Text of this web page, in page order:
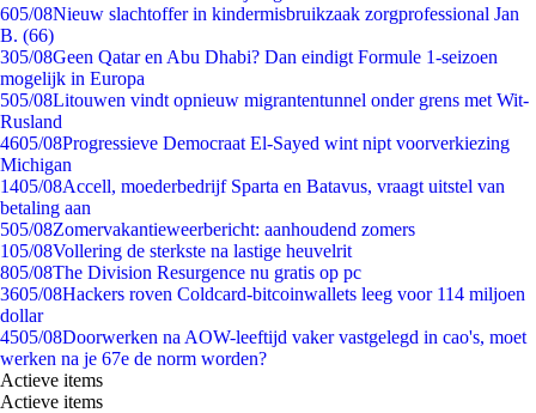
605/08Nieuw slachtoffer in kindermisbruikzaak zorgprofessional Jan
B. (66)
305/08Geen Qatar en Abu Dhabi? Dan eindigt Formule 1-seizoen
mogelijk in Europa
505/08Litouwen vindt opnieuw migrantentunnel onder grens met Wit-
Rusland
4605/08Progressieve Democraat El-Sayed wint nipt voorverkiezing
Michigan
1405/08Accell, moederbedrijf Sparta en Batavus, vraagt uitstel van
betaling aan
505/08Zomervakantieweerbericht: aanhoudend zomers
105/08Vollering de sterkste na lastige heuvelrit
805/08The Division Resurgence nu gratis op pc
3605/08Hackers roven Coldcard-bitcoinwallets leeg voor 114 miljoen
dollar
4505/08Doorwerken na AOW-leeftijd vaker vastgelegd in cao's, moet
werken na je 67e de norm worden?
Actieve items
Actieve items